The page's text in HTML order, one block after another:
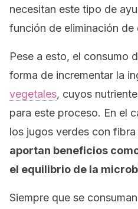
necesitan este tipo de
función de eliminación de
Pese a esto, el consumo
forma de incrementar la
vegetales, cuyos
para este proceso. En el
los jugos verdes con
aportan beneficios
el equilibrio de la
Siempre que se